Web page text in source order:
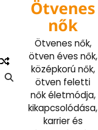
Ötvenes
nők
Ötvenes nők,
ötven éves nők,
középkorú nők,
ötven feletti
nők életmódja,
kikapcsolódása,
karrier és